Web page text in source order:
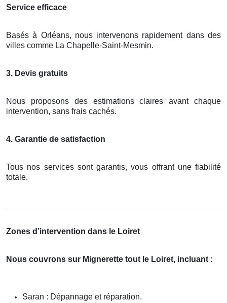
Service efficace
Basés à Orléans, nous intervenons rapidement dans des
villes comme La Chapelle-Saint-Mesmin.
3. Devis gratuits
Nous proposons des estimations claires avant chaque
intervention, sans frais cachés.
4. Garantie de satisfaction
Tous nos services sont garantis, vous offrant une fiabilité
totale.
Zones d’intervention dans le Loiret
Nous couvrons sur Mignerette tout le Loiret, incluant :
Saran : Dépannage et réparation.